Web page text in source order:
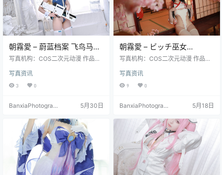
朝霧愛 – 蔚蓝档案 飞鸟马时
Cosplay 高清写真（46P-
写真机构：COS二次元动漫 作品名
称：朝霧愛（Asagiriai） 图片数
量：46张 资源大小：683.6MB
写真资讯
3 0
BanxiaPhotograp
5月30日
朝霧愛 – ビッチ巫女
Cosplay 高清写真（31P-
写真机构：COS二次元动漫 作品名
霧愛（Asagiriai） 图片数量：31张
资源大小：305.1MB
写真资讯
9 0
BanxiaPhotograp
5月18日